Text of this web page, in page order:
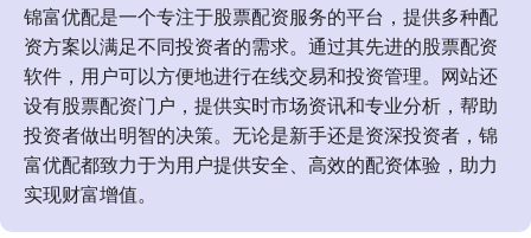
锦富优配是一个专注于股票配资服务的平台，提供多种配
资方案以满足不同投资者的需求。通过其先进的股票配资
软件，用户可以方便地进行在线交易和投资管理。网站还
设有股票配资门户，提供实时市场资讯和专业分析，帮助
投资者做出明智的决策。无论是新手还是资深投资者，锦
富优配都致力于为用户提供安全、高效的配资体验，助力
实现财富增值。